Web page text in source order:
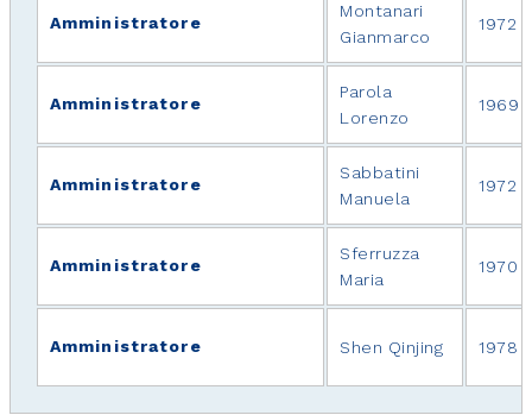
Amministratore
Montanari
Gianmarco
1972
Amministratore
Parola
Lorenzo
1969
Amministratore
Sabbatini
Manuela
1972
Amministratore
Sferruzza
Maria
1970
Amministratore Shen Qinjing 1978